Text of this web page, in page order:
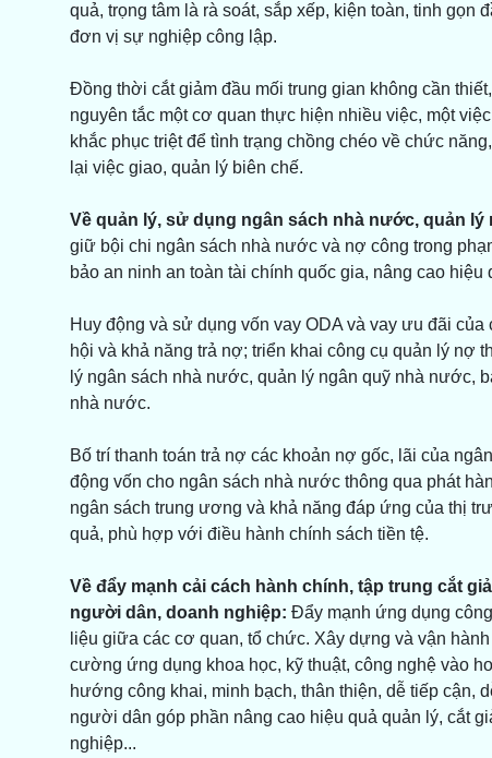
quả, trọng tâm là rà soát, sắp xếp, kiện toàn, tinh
đơn vị sự nghiệp công lập.
Đồng thời cắt giảm đầu mối trung gian không cần
nguyên tắc một cơ quan thực hiện nhiều việc, một
khắc phục triệt để tình trạng chồng chéo về chức
lại việc giao, quản lý biên chế.
Về quản lý, sử dụng ngân sách nhà nước, quản lý
giữ bội chi ngân sách nhà nước và nợ công trong
bảo an ninh an toàn tài chính quốc gia, nâng cao hiệu
Huy động và sử dụng vốn vay ODA và vay ưu đãi
hội và khả năng trả nợ; triển khai công cụ quản lý nợ
lý ngân sách nhà nước, quản lý ngân quỹ nhà nước,
nhà nước.
Bố trí thanh toán trả nợ các khoản nợ gốc, lãi của
động vốn cho ngân sách nhà nước thông qua phát
ngân sách trung ương và khả năng đáp ứng của thị
quả, phù hợp với điều hành chính sách tiền tệ.
Về đẩy mạnh cải cách hành chính, tập trung cắt
người dân, doanh nghiệp: Đẩy mạnh ứng dụng
liệu giữa các cơ quan, tổ chức. Xây dựng và vận
cường ứng dụng khoa học, kỹ thuật, công nghệ vào
hướng công khai, minh bạch, thân thiện, dễ tiếp cận,
người dân góp phần nâng cao hiệu quả quản lý, cắt
nghiệp...